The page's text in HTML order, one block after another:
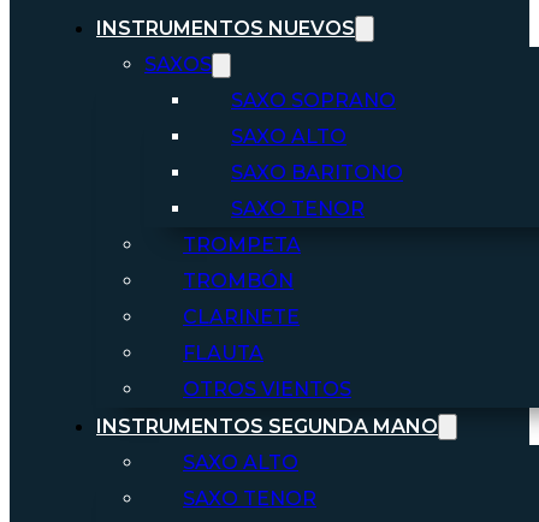
INSTRUMENTOS NUEVOS
SAXOS
SAXO SOPRANO
SAXO ALTO
SAXO BARITONO
SAXO TENOR
TROMPETA
TROMBÓN
CLARINETE
FLAUTA
OTROS VIENTOS
INSTRUMENTOS SEGUNDA MANO
SAXO ALTO
SAXO TENOR